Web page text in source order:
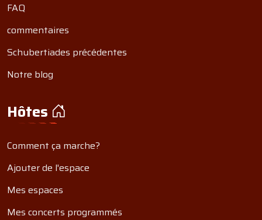
FAQ
commentaires
Schubertiades précédentes
Notre blog
Hôtes
Comment ça marche?
Ajouter de l'espace
Mes espaces
Mes concerts programmés